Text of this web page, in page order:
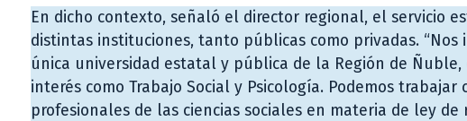
En dicho contexto, señaló el director regional, el servicio
distintas instituciones, tanto públicas como privadas.
única universidad estatal y pública de la Región de
interés como Trabajo Social y Psicología. Podemos
profesionales de las ciencias sociales en materia de ley